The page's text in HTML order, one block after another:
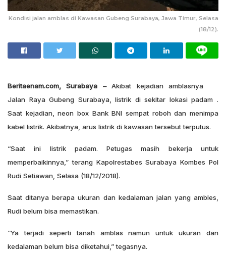
Kondisi jalan amblas di Kawasan Gubeng Surabaya, Jawa Timur, Selasa
(18/12).
Beritaenam.com, Surabaya –Akibat kejadian amblasnya
Jalan Raya Gubeng Surabaya, listrik di sekitar lokasi padam .
Saat kejadian, neon box Bank BNI sempat roboh dan menimpa
kabel listrik. Akibatnya, arus listrik di kawasan tersebut terputus.
“Saat ini listrik padam. Petugas masih bekerja untuk
memperbaikinnya,” terang Kapolrestabes Surabaya Kombes Pol
Rudi Setiawan, Selasa (18/12/2018).
Saat ditanya berapa ukuran dan kedalaman jalan yang ambles,
Rudi belum bisa memastikan.
“Ya terjadi seperti tanah amblas namun untuk ukuran dan
kedalaman belum bisa diketahui,” tegasnya.